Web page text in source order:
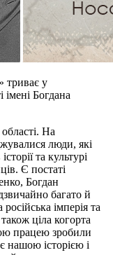
триває у
імені Богдана
На
люди, які
та культурі
Є постаті
Богдан
багато й
імперія та
ціла когорта
працею зробили
нашою історією і